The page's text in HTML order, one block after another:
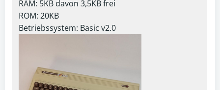
RAM: 5KB davon 3,5KB frei
ROM: 20KB
Betriebssystem: Basic v2.0